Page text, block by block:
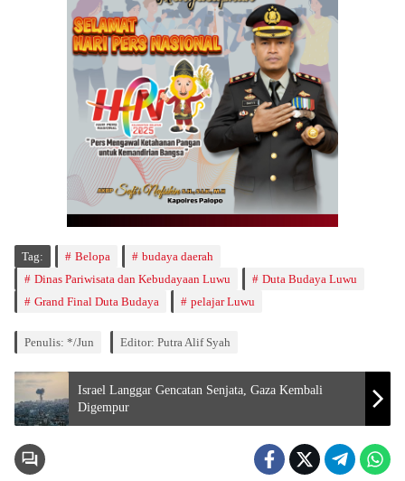
Tag: Belopa
budaya daerah
Dinas Pariwisata dan Kebudayaan Luwu
Duta Budaya Luwu
Grand Final Duta Budaya
pelajar Luwu
Penulis: */Jun Editor: Putra Alif Syah
Israel Langgar Gencatan Senjata, Gaza Kembali
Digempur